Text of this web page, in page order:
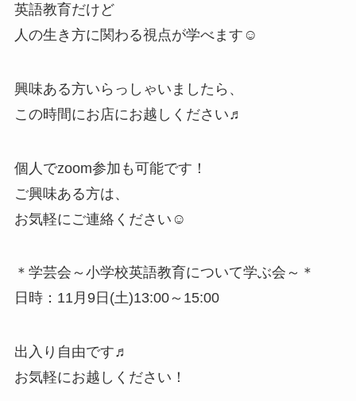
英語教育だけど
人の生き方に関わる視点が学べます☺
興味ある方いらっしゃいましたら、
この時間にお店にお越しください♬
個人でzoom参加も可能です！
ご興味ある方は、
お気軽にご連絡ください☺
＊学芸会～小学校英語教育について学ぶ会～＊
日時：11月9日(土)13:00～15:00
出入り自由です♬
お気軽にお越しください！